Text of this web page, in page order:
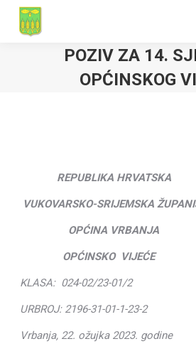
POZIV ZA 14.
OPĆINSKOG
REPUBLIKA HRVATSKA
VUKOVARSKO-SRIJEMSKA
OPĆINA VRBANJA
OPĆINSKO VIJEĆE
KLASA: 024-02/23-01/2
URBROJ: 2196-31-01-1-23-2
Vrbanja, 22. ožujka 2023. godine